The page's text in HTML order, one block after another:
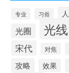
专业 习俗
光圈 光线
宋代 对焦
攻略 效果